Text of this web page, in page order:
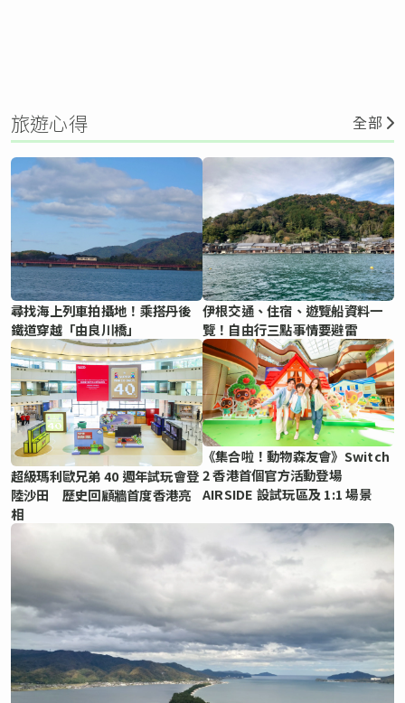
旅遊心得 全部
尋找海上列車拍攝地！乘搭丹後
鐵道穿越「由良川橋」
伊根交通、住宿、遊覽船資料一
覽！自由行三點事情要避雷
超級瑪利歐兄弟 40 週年試玩會登
陸沙田 歷史回顧牆首度香港亮
相
《集合啦！動物森友會》Switch
2 香港首個官方活動登場
AIRSIDE 設試玩區及 1:1 場景